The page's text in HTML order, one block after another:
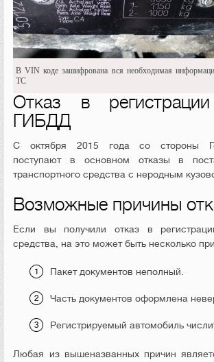
В VIN коде зашифрована вся необходимая
ТС
Отказ в
ГИБДД
С октября 2015 года со стороны
поступают в основном отказы в
транспортного средства с неродным
Возможные причины
Если вы получили отказ в
средства, на это может быть несколько
Пакет документов неполный.
Часть документов оформлена
Регистрируемый автомобиль
Любая из вышеназванных причин